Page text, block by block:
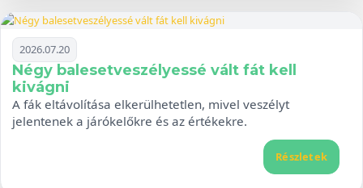
2026.07.20
Négy balesetveszélyessé vált fát kell
kivágni
A fák eltávolítása elkerülhetetlen, mivel veszélyt
jelentenek a járókelőkre és az értékekre.
Részletek